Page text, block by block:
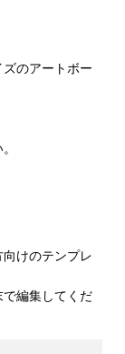
のアートボー
けのテンプレ
で編集してくだ